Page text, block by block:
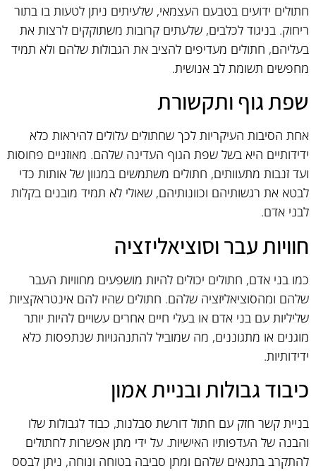
חתולים ידועים בטבעם העצמאי, שלעיתים ניתן לטעות בו בתור
ריחוק. בניגוד לכלבים, שלעתים קרובות משתוקקים לרצות את
בעליהם, חתולים מעדיפים להציב את הגבולות שלהם ולא תמיד
מחפשים תשומת לב אנושית.
שפת גוף ותקשורת
אחת הסיבות העיקריות לכך שחתולים עלולים להיראות כלא
ידידותיים היא בשל שפת הגוף העדינה שלהם. מאוזניים פחוסות
ועד זנבות מתעוותים, חתולים משתמשים במגוון של אותות כדי
לבטא את רגשותיהם וכוונותיהם, שאולי לא תמיד מובנים בקלות
לבני אדם.
חוויות עבר וסוציאליזציה
כמו בני אדם, חתולים יכולים להיות מושפעים מחוויות העבר
שלהם ומהסוציאליזציה שלהם. חתולים שהיו להם אינטראקציות
שליליות עם בני אדם או בעלי חיים אחרים עשויים להיות יותר
מוגנים או מתגוננים, מה שמוביל להתנהגויות שנתפסות כלא
ידידותיות.
כיבוד גבולות ובניית אמון
בניית קשר חזק עם חתול דורשת סבלנות, כבוד לגבולות שלו
והבנה של העדפותיו האישיות. על ידי מתן אפשרות לחתולים
להתקרב בתנאים שלהם ומתן סביבה בטוחה ונוחה, ניתן לבסס